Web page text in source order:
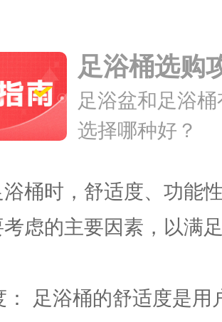
足浴桶选购
足浴盆和足浴
选择哪种好？
桶时，舒适度、功能
虑的主要因素，以满
： 足浴桶的舒适度是用